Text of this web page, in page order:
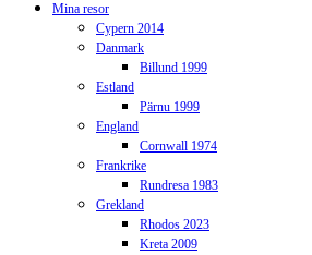
Mina resor
Cypern 2014
Danmark
Billund 1999
Estland
Pärnu 1999
England
Cornwall 1974
Frankrike
Rundresa 1983
Grekland
Rhodos 2023
Kreta 2009